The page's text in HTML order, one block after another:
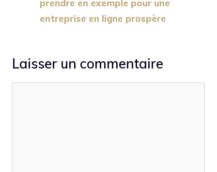
prendre en exemple pour une
entreprise en ligne prospère
Laisser un commentaire